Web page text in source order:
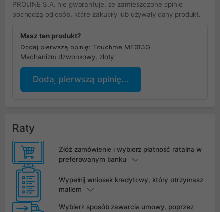
PROLINE S.A. nie gwarantuje, że zamieszczone opinie
pochodzą od osób, które zakupiły lub używały dany produkt.
Masz ten produkt?
Dodaj pierwszą opinię: Touchme ME613G
Mechanizm dzwonkowy, złoty
Dodaj pierwszą opinię...
Raty
Złóż zamówienie i wybierz płatność ratalną w
preferowanym banku
Wypełnij wniosek kredytowy, który otrzymasz
mailem
Wybierz sposób zawarcia umowy, poprzez